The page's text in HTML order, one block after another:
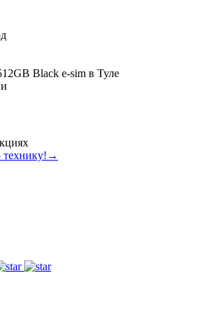
Black e-sim в Туле
→